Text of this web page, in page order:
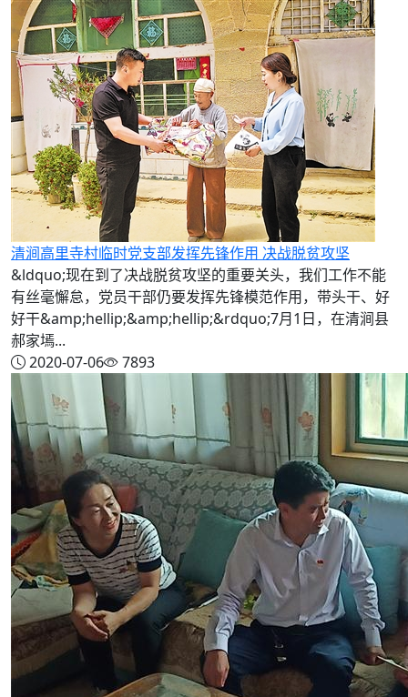
清涧高里寺村临时党支部发挥先锋作用 决战脱贫攻坚
&ldquo;现在到了决战脱贫攻坚的重要关头，我们工作不能
有丝毫懈怠，党员干部仍要发挥先锋模范作用，带头干、好
好干&amp;hellip;&amp;hellip;&rdquo;7月1日，在清涧县
郝家墕...
2020-07-06
7893